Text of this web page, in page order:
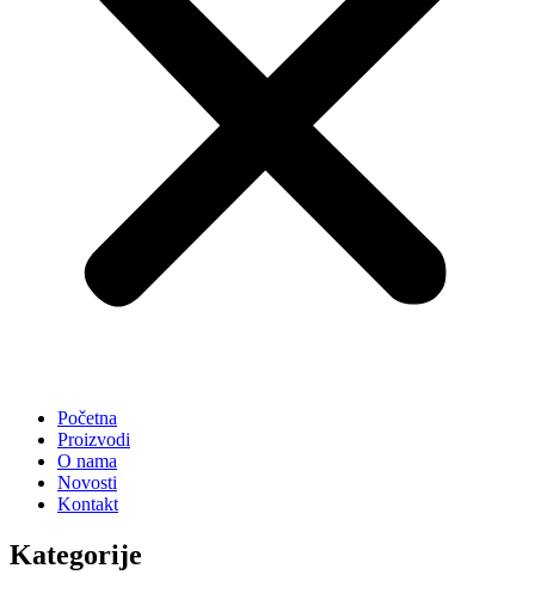
Početna
Proizvodi
O nama
Novosti
Kontakt
Kategorije